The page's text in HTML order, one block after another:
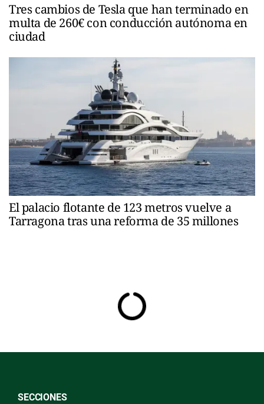
Tres cambios de Tesla que han terminado en
multa de 260€ con conducción autónoma en
ciudad
El palacio flotante de 123 metros vuelve a
Tarragona tras una reforma de 35 millones
SECCIONES